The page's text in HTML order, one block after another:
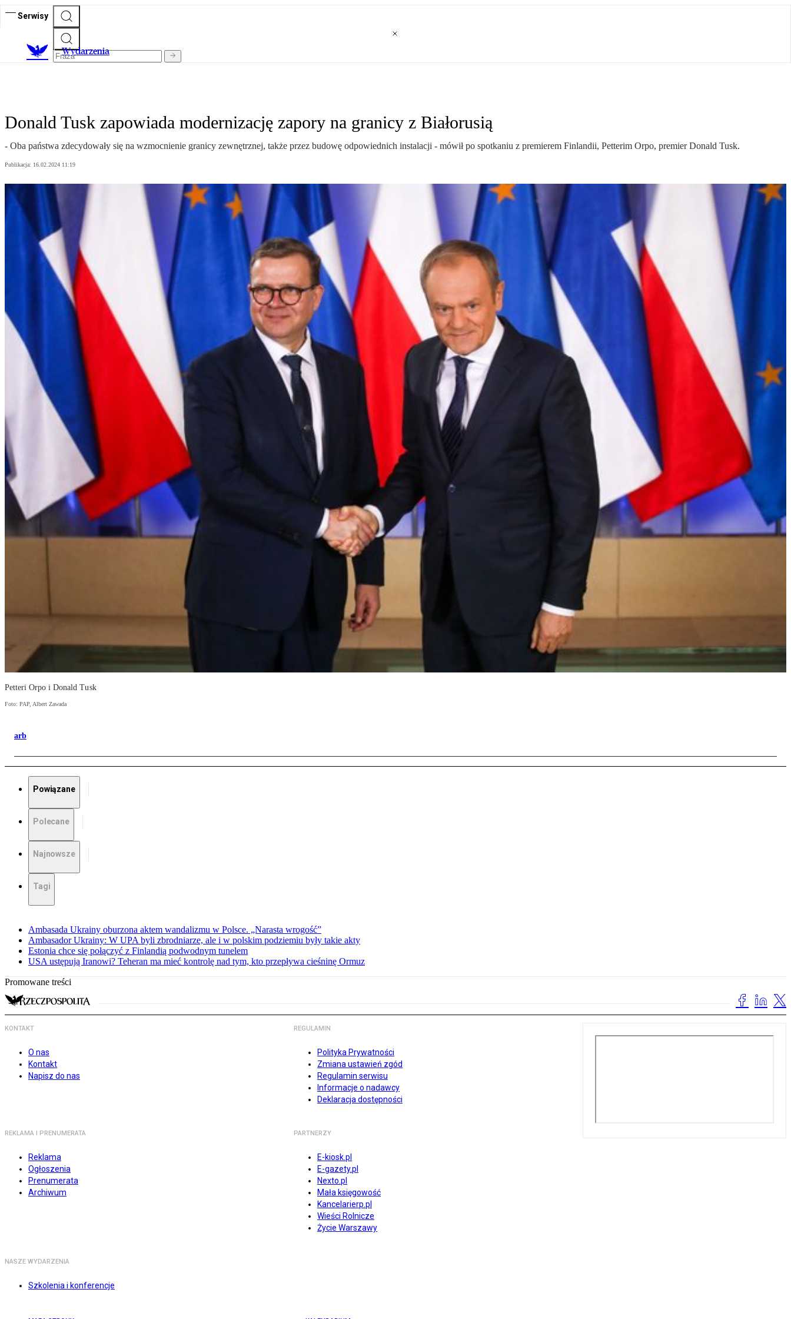
Serwisy
Wydarzenia
Donald Tusk zapowiada modernizację zapory na granicy z Białorusią
- Oba państwa zdecydowały się na wzmocnienie granicy zewnętrznej, także przez budowę odpowiednich instalacji - mówił po spotkaniu z premierem Finlandii, Petterim Orpo, premier Donald Tusk.
Publikacja: 16.02.2024 11:19
Petteri Orpo i Donald Tusk
Foto: PAP, Albert Zawada
arb
Powiązane
Polecane
Najnowsze
Tagi
Ambasada Ukrainy oburzona aktem wandalizmu w Polsce. „Narasta wrogość”
Ambasador Ukrainy: W UPA byli zbrodniarze, ale i w polskim podziemiu były takie akty
Estonia chce się połączyć z Finlandią podwodnym tunelem
USA ustępują Iranowi? Teheran ma mieć kontrolę nad tym, kto przepływa cieśninę Ormuz
Promowane treści
KONTAKT
O nas
Kontakt
Napisz do nas
REGULAMIN
Polityka Prywatności
Zmiana ustawień zgód
Regulamin serwisu
Informacje o nadawcy
Deklaracja dostępności
REKLAMA I PRENUMERATA
Reklama
Ogłoszenia
Prenumerata
Archiwum
PARTNERZY
E-kiosk.pl
E-gazety.pl
Nexto.pl
Mała księgowość
Kancelarierp.pl
Wieści Rolnicze
Życie Warszawy
NASZE WYDARZENIA
Szkolenia i konferencje